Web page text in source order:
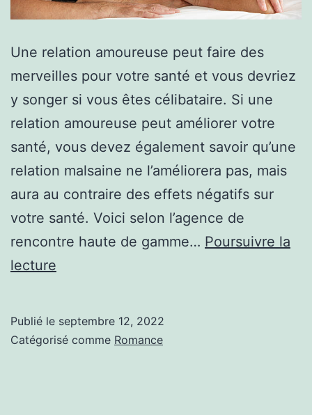
Une relation amoureuse peut faire des
merveilles pour votre santé et vous devriez
y songer si vous êtes célibataire. Si une
relation amoureuse peut améliorer votre
santé, vous devez également savoir qu’une
relation malsaine ne l’améliorera pas, mais
aura au contraire des effets négatifs sur
votre santé. Voici selon l’agence de
rencontre haute de gamme… Poursuivre la
lecture
MOULINS
Publié le septembre 12, 2022
Catégorisé comme Romance